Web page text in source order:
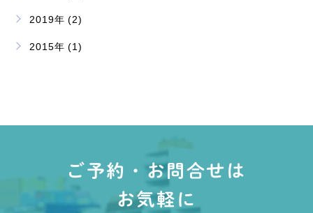
2019年 (2)
2015年 (1)
ご予約・お問合せは
お気軽に